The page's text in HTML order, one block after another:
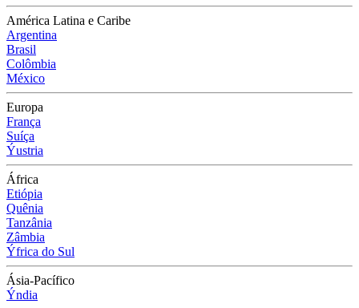
América Latina e Caribe
Argentina
Brasil
Colômbia
México
Europa
França
Suíça
Ýustria
África
Etiópia
Quênia
Tanzânia
Zâmbia
Ýfrica do Sul
Ásia-Pacífico
Ýndia